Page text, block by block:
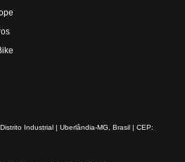
Industrial | Uberlândia-MG, Brasil | CEP: